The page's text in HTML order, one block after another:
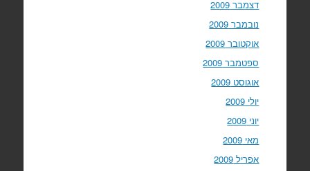
דצמבר 2009
נובמבר 2009
אוקטובר 2009
ספטמבר 2009
אוגוסט 2009
יולי 2009
יוני 2009
מאי 2009
אפריל 2009